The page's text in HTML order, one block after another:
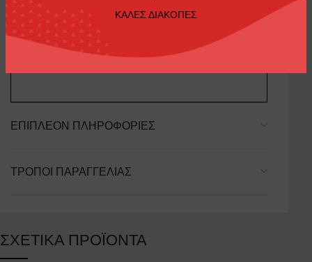
ΚΑΛΕΣ ΔΙΑΚΟΠΕΣ
ΕΠΙΠΛΈΟΝ ΠΛΗΡΟΦΟΡΊΕΣ
ΤΡΌΠΟΙ ΠΑΡΑΓΓΕΛΊΑΣ
ΣΧΕΤΙΚΆ ΠΡΟΪΌΝΤΑ